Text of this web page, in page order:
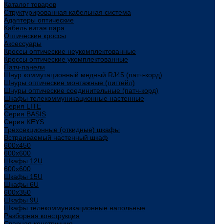
Каталог товаров
Структурированная кабельная система
Адаптеры оптические
Кабель витая пара
Оптические кроссы
Аксессуары
Кроссы оптические неукомплектованные
Кроссы оптические укомплектованные
Патч-панели
Шнур коммутационный медный RJ45 (патч-корд)
Шнуры оптические монтажные (пигтейл)
Шнуры оптические соединительные (патч-корд)
Шкафы телекоммуникационные настенные
Cерия LITE
Cерия BASIS
Cерия KEYS
Трехсекционные (откидные) шкафы
Встраиваемый настенный шкаф
600x450
600x600
Шкафы 12U
600x600
Шкафы 15U
Шкафы 6U
600x350
Шкафы 9U
Шкафы телекоммуникационные напольные
Разборная конструкция